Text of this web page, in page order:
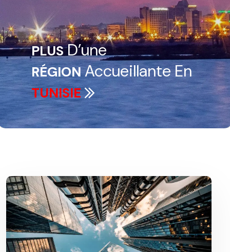
PLUSD’une
RÉGIONAccueillante En
TUNISIE